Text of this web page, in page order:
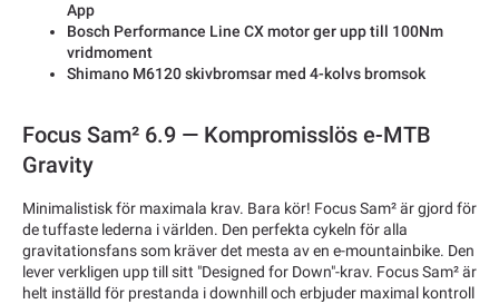
App
Bosch Performance Line CX motor ger upp till 100Nm
vridmoment
Shimano M6120 skivbromsar med 4-kolvs bromsok
Focus Sam² 6.9 — Kompromisslös e-MTB
Gravity
Minimalistisk för maximala krav. Bara kör! Focus Sam² är gjord för
de tuffaste lederna i världen. Den perfekta cykeln för alla
gravitationsfans som kräver det mesta av en e-mountainbike. Den
lever verkligen upp till sitt "Designed for Down"-krav. Focus Sam² är
helt inställd för prestanda i downhill och erbjuder maximal kontroll